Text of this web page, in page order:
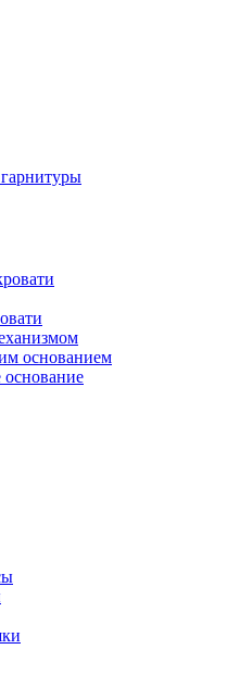
основанием
основание